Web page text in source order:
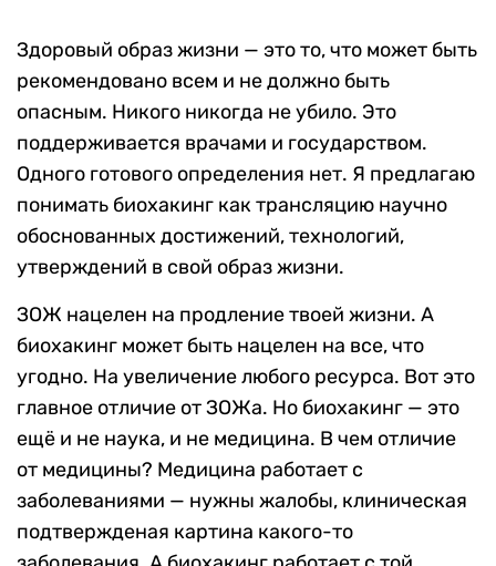
Здоровый образ жизни — это то, что может быть
рекомендовано всем и не должно быть
опасным. Никого никогда не убило. Это
поддерживается врачами и государством.
Одного готового определения нет. Я предлагаю
понимать биохакинг как трансляцию научно
обоснованных достижений, технологий,
утверждений в свой образ жизни.
ЗОЖ нацелен на продление твоей жизни. А
биохакинг может быть нацелен на все, что
угодно. На увеличение любого ресурса. Вот это
главное отличие от ЗОЖа. Но биохакинг — это
ещё и не наука, и не медицина. В чем отличие
от медицины? Медицина работает с
заболеваниями — нужны жалобы, клиническая
подтвержденая картина какого-то